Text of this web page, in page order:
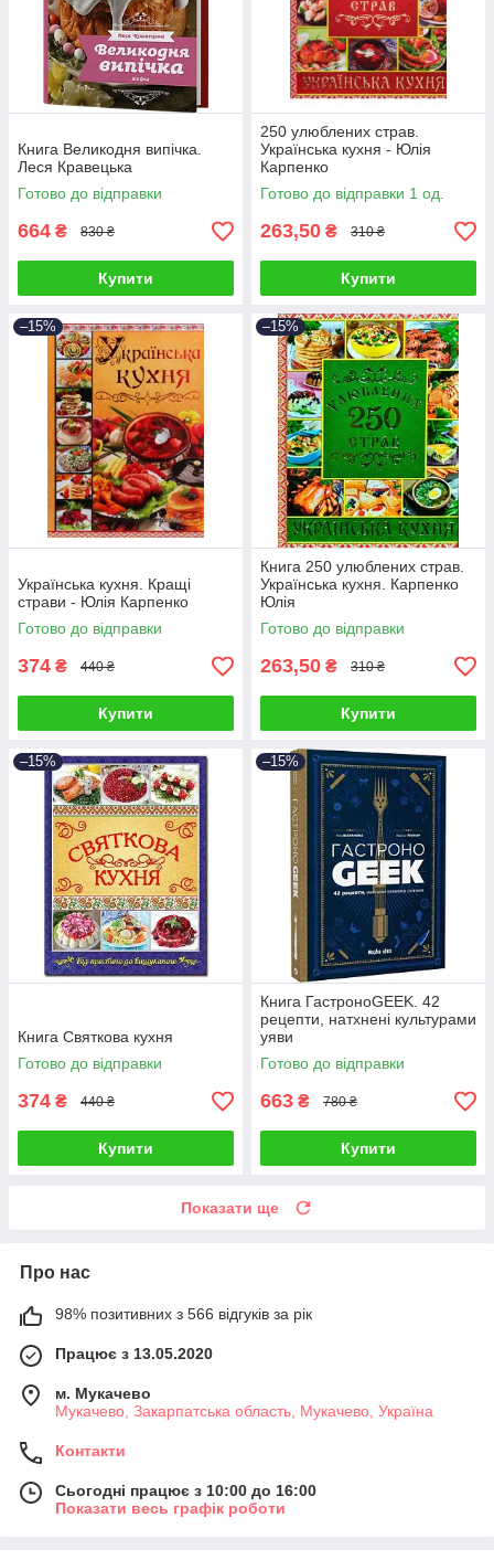
Книга Великодня випічка.
Леся Кравецька
Готово до відправки
664 ₴ 830 ₴
Купити
250 улюблених страв.
Українська кухня - Юлія
Карпенко
Готово до відправки 1 од.
263,50 ₴ 310 ₴
Купити
–15%
Українська кухня. Кращі
страви - Юлія Карпенко
Готово до відправки
374 ₴ 440 ₴
Купити
–15%
Книга 250 улюблених страв.
Українська кухня. Карпенко
Юлія
Готово до відправки
263,50 ₴ 310 ₴
Купити
–15%
Книга Святкова кухня
Готово до відправки
374 ₴ 440 ₴
Купити
–15%
Книга ГастроноGEEK. 42
рецепти, натхнені культурами
уяви
Готово до відправки
663 ₴ 780 ₴
Купити
Показати ще
Про нас
98% позитивних з 566 відгуків за рік
Працює з 13.05.2020
м. Мукачево
Мукачево, Закарпатська область, Мукачево, Україна
Контакти
Сьогодні працює з 10:00 до 16:00
Показати весь графік роботи